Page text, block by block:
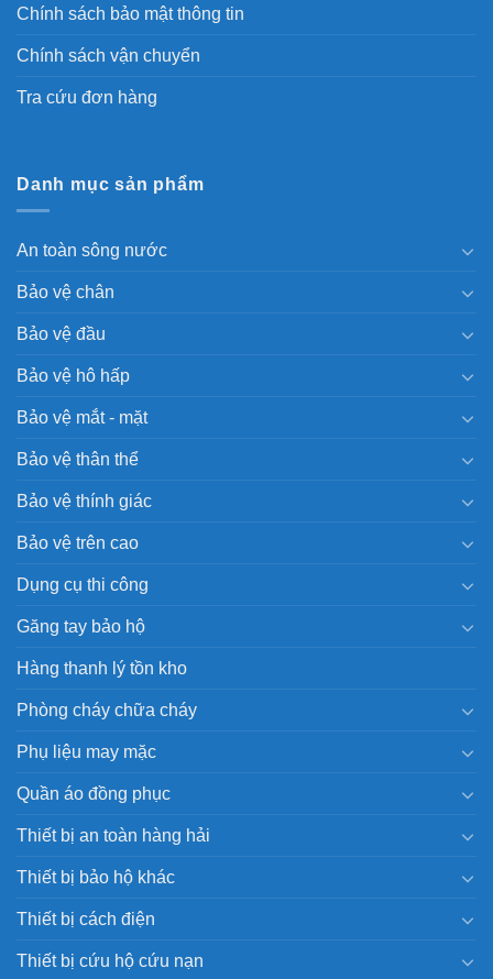
Chính sách bảo mật thông tin
Chính sách vận chuyển
Tra cứu đơn hàng
Danh mục sản phẩm
An toàn sông nước
Bảo vệ chân
Bảo vệ đầu
Bảo vệ hô hấp
Bảo vệ mắt - mặt
Bảo vệ thân thể
Bảo vệ thính giác
Bảo vệ trên cao
Dụng cụ thi công
Găng tay bảo hộ
Hàng thanh lý tồn kho
Phòng cháy chữa cháy
Phụ liệu may mặc
Quần áo đồng phục
Thiết bị an toàn hàng hải
Thiết bị bảo hộ khác
Thiết bị cách điện
Thiết bị cứu hộ cứu nạn